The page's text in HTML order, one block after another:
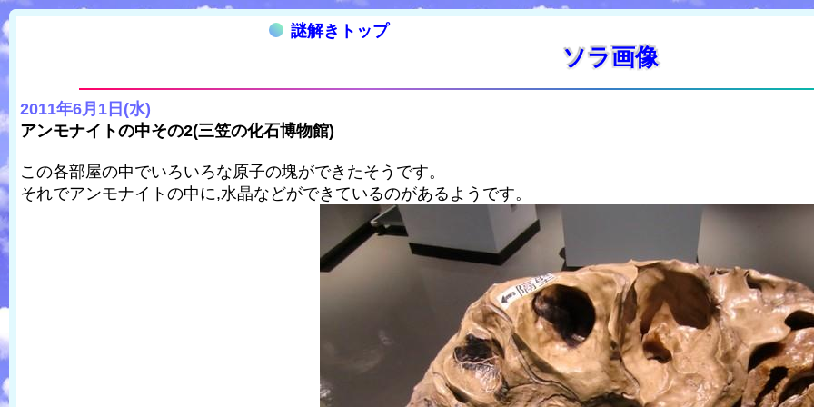
謎解きトップ
ソラ画像
2011年6月1日(水)
アンモナイトの中その2(三笠の化石博物館)
この各部屋の中でいろいろな原子の塊ができたそうです。
それでアンモナイトの中に,水晶などができているのがあるようです。